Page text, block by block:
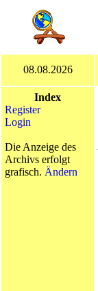
08.08.2026
Index
Register
Login
Die Anzeige des
Archivs erfolgt
grafisch. Ändern